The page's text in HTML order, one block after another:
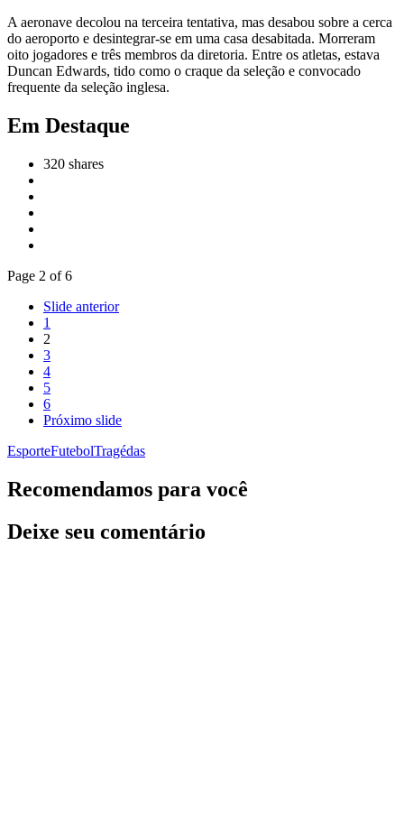
A aeronave decolou na terceira tentativa, mas desabou sobre a cerca
do aeroporto e desintegrar-se em uma casa desabitada. Morreram
oito jogadores e três membros da diretoria. Entre os atletas, estava
Duncan Edwards, tido como o craque da seleção e convocado
frequente da seleção inglesa.
Em Destaque
320 shares
Page 2 of 6
Slide anterior
1
2
3
4
5
6
Próximo slide
EsporteFutebolTragédas
Recomendamos para você
Deixe seu comentário